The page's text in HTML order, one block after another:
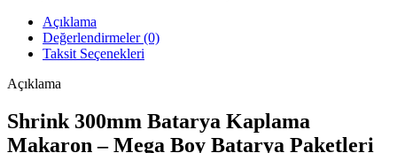
Açıklama
Değerlendirmeler (0)
Taksit Seçenekleri
Açıklama
Shrink 300mm Batarya Kaplama
Makaron – Mega Boy Batarya Paketleri